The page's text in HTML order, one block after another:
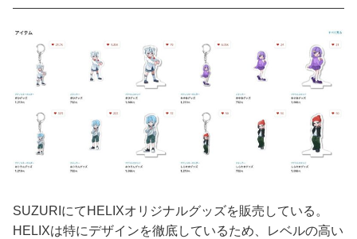
SUZURIにてHELIXオリジナルグッズを販売している。
HELIXは特にデザインを徹底しているため、レベルの高い